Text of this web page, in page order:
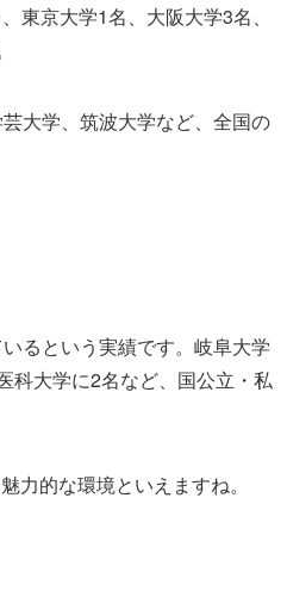
東京大学1名、大阪大学3名、
大学、筑波大学など、全国の
いるという実績です。岐阜大学
科大学に2名など、国公立・私
力的な環境といえますね。